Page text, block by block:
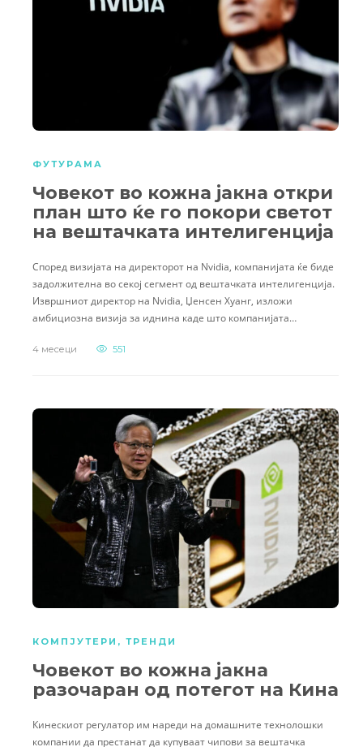
ФУТУРАМА
Човекот во кожна јакна откри
план што ќе го покори светот
на вештачката интелигенција
Според визијата на директорот на Nvidia, компанијата ќе биде
задолжителна во секој сегмент од вештачката интелигенција.
Извршниот директор на Nvidia, Џенсен Хуанг, изложи
амбициозна визија за иднина каде што компанијата…
4 месеци 551
КОМПЈУТЕРИ , ТРЕНДИ
Човекот во кожна јакна
разочаран од потегот на Кина
Кинескиот регулатор им нареди на домашните технолошки
компании да престанат да купуваат чипови за вештачка